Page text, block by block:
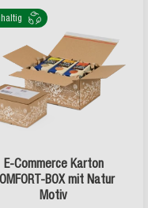
E-Commerce Karton
BOX mit Natur
Motiv